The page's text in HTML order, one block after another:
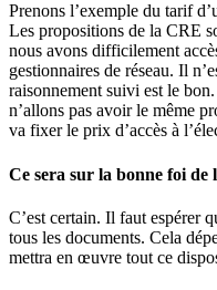
Prenons l’exemple du tarif
Les propositions de la CRE
nous avons difficilement
gestionnaires de réseau. Il
raisonnement suivi est le
n’allons pas avoir le même
va fixer le prix d’accès à
Ce sera sur la bonne foi
C’est certain. Il faut espérer
tous les documents. Cela
mettra en œuvre tout ce